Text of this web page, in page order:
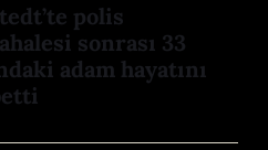
polis
sonrası 33
adam hayatını